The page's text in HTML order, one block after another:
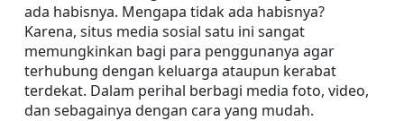
ada habisnya. Mengapa tidak ada habisnya?
Karena, situs media sosial satu ini sangat
memungkinkan bagi para penggunanya agar
terhubung dengan keluarga ataupun kerabat
terdekat. Dalam perihal berbagi media foto, video,
dan sebagainya dengan cara yang mudah.